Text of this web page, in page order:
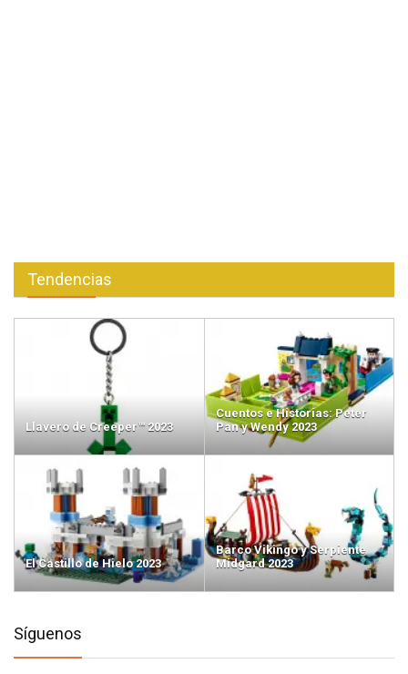
Tendencias
Llavero de Creeper™ 2023
Cuentos e Historias: Peter
Pan y Wendy 2023
El Castillo de Hielo 2023
Barco Vikingo y Serpiente
Midgard 2023
Síguenos